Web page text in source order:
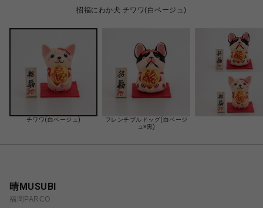
招福にわか犬 チワワ(白ベージュ)
チワワ(白ベージュ)
フレンチブルドッグ(白ベージ
ュ×黒)
晴MUSUBI
福岡PARCO